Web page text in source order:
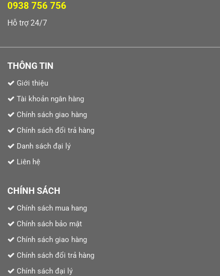
0938 756 756
Hỗ trợ 24/7
THÔNG TIN
Giới thiệu
Tài khoản ngân hàng
Chính sách giao hàng
Chính sách đổi trả hàng
Danh sách đại lý
Liên hệ
CHÍNH SÁCH
Chính sách mua hang
Chính sách bảo mật
Chính sách giao hàng
Chính sách đổi trả hàng
Chính sách đại lý